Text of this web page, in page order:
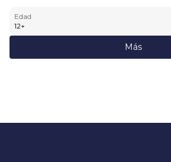
Edad
12+
Más